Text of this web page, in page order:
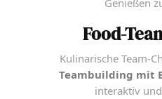
Genießen
Food-
Kulinarische Team-
Teambuilding mit
interaktiv